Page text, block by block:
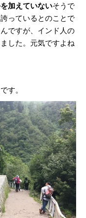
加えていないそうで
っているとのことで
ですが、インド人の
した。元気ですよね
す。